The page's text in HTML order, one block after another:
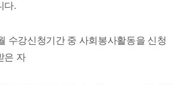
다.
수강신청기간 중 사회봉사활동을 신청
은 자